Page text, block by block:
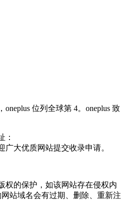
位列全球第 4。oneplus 致
：
大优质网站提交收录申请。
权的保护，如该网站存在侵权内
站域名会有过期、删除、重新注